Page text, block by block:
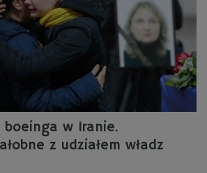
w Iranie.
z udziałem władz